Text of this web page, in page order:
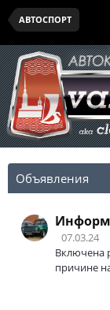
АВТОСПОРТ
Объявления
07.03.24
Включена
причине